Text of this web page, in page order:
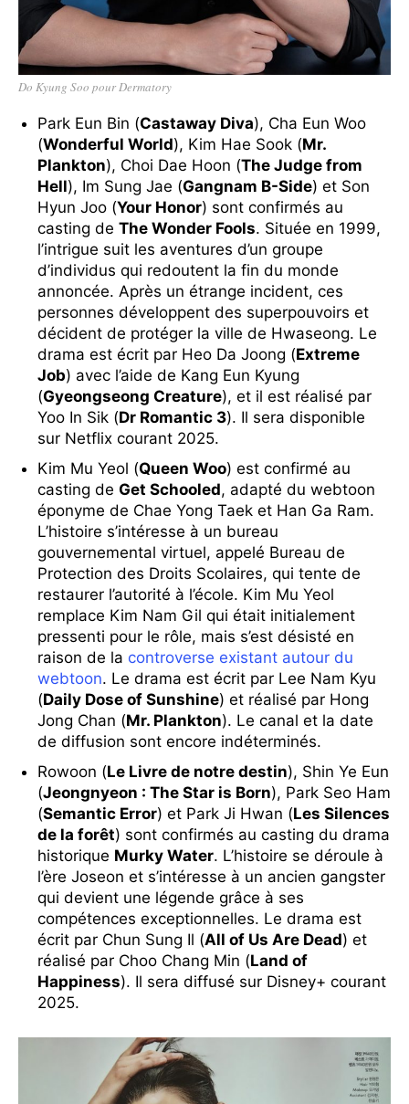
Do Kyung Soo pour Dermatory
Park Eun Bin (Castaway Diva), Cha Eun Woo
(Wonderful World), Kim Hae Sook (Mr.
Plankton), Choi Dae Hoon (The Judge from
Hell), Im Sung Jae (Gangnam B-Side) et Son
Hyun Joo (Your Honor) sont confirmés au
casting de The Wonder Fools. Située en 1999,
l’intrigue suit les aventures d’un groupe
d’individus qui redoutent la fin du monde
annoncée. Après un étrange incident, ces
personnes développent des superpouvoirs et
décident de protéger la ville de Hwaseong. Le
drama est écrit par Heo Da Joong (Extreme
Job) avec l’aide de Kang Eun Kyung
(Gyeongseong Creature), et il est réalisé par
Yoo In Sik (Dr Romantic 3). Il sera disponible
sur Netflix courant 2025.
Kim Mu Yeol (Queen Woo) est confirmé au
casting de Get Schooled, adapté du webtoon
éponyme de Chae Yong Taek et Han Ga Ram.
L’histoire s’intéresse à un bureau
gouvernemental virtuel, appelé Bureau de
Protection des Droits Scolaires, qui tente de
restaurer l’autorité à l’école. Kim Mu Yeol
remplace Kim Nam Gil qui était initialement
pressenti pour le rôle, mais s’est désisté en
raison de la controverse existant autour du
webtoon. Le drama est écrit par Lee Nam Kyu
(Daily Dose of Sunshine) et réalisé par Hong
Jong Chan (Mr. Plankton). Le canal et la date
de diffusion sont encore indéterminés.
Rowoon (Le Livre de notre destin), Shin Ye Eun
(Jeongnyeon : The Star is Born), Park Seo Ham
(Semantic Error) et Park Ji Hwan (Les Silences
de la forêt) sont confirmés au casting du drama
historique Murky Water. L’histoire se déroule à
l’ère Joseon et s’intéresse à un ancien gangster
qui devient une légende grâce à ses
compétences exceptionnelles. Le drama est
écrit par Chun Sung Il (All of Us Are Dead) et
réalisé par Choo Chang Min (Land of
Happiness). Il sera diffusé sur Disney+ courant
2025.